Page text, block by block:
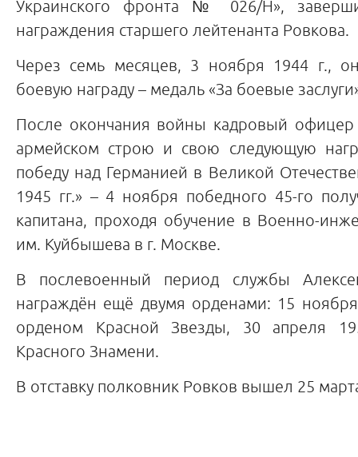
Украинского фронта № 026/Н»,
награждения старшего лейтенанта Ровкова.
Через семь месяцев, 3 ноября 1944 г.,
боевую награду – медаль «За боевые
После окончания войны кадровый офицер
армейском строю и свою следующую
победу над Германией в Великой
1945 гг.» – 4 ноября победного 45-го
капитана, проходя обучение в Военно-
им. Куйбышева в г. Москве.
В послевоенный период службы
награждён ещё двумя орденами: 15
орденом Красной Звезды, 30 апреля
Красного Знамени.
В отставку полковник Ровков вышел 25